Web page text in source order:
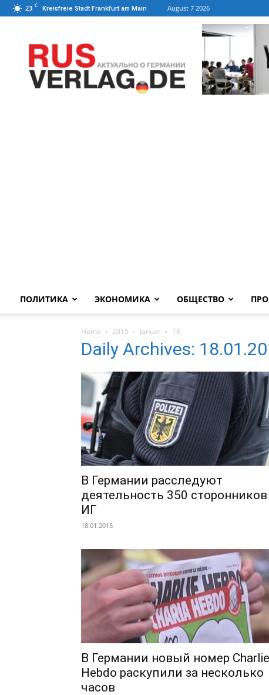
23 C Kreisfreie Stadt Frankfurt am Main August 7 2026
ПОЛИТИКА ЭКОНОМИКА ОБЩЕСТВО
Home 2015 Januar 18
Daily Archives:
В Германии расследуют
деятельность 350 сторонников
ИГ
18.01.2015
В Германии новый номер Charlie
Hebdo раскупили за несколько
часов